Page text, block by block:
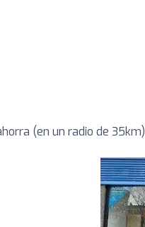
(en un radio de 35km)